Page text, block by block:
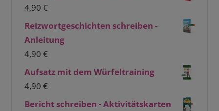
4,90 €
Reizwortgeschichten schreiben -
Anleitung
4,90 €
Aufsatz mit dem Würfeltraining
4,90 €
Bericht schreiben - Aktivitätskarten